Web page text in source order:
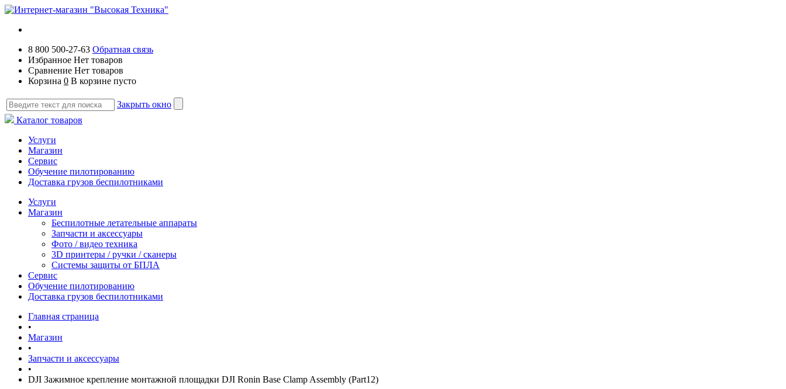
8 800 500-27-63 Обратная связь
Избранное Нет товаров
Сравнение Нет товаров
Корзина 0 В корзине пусто
Закрыть окно
Каталог товаров
Услуги
Магазин
Сервис
Обучение пилотированию
Доставка грузов беспилотниками
Услуги
Магазин
Беспилотные летательные аппараты
Запчасти и аксессуары
Фото / видео техника
3D принтеры / ручки / сканеры
Системы защиты от БПЛА
Сервис
Обучение пилотированию
Доставка грузов беспилотниками
Главная страница
•
Магазин
•
Запчасти и аксессуары
•
DJI Зажимное крепление монтажной площадки DJI Ronin Base Clamp Assembly (Part12)